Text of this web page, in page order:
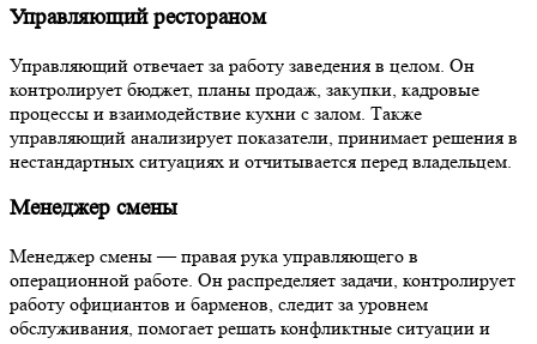
Управляющий рестораном
Управляющий отвечает за работу заведения в целом. Он
контролирует бюджет, планы продаж, закупки, кадровые
процессы и взаимодействие кухни с залом. Также
управляющий анализирует показатели, принимает решения в
нестандартных ситуациях и отчитывается перед владельцем.
Менеджер смены
Менеджер смены — правая рука управляющего в
операционной работе. Он распределяет задачи, контролирует
работу официантов и барменов, следит за уровнем
обслуживания, помогает решать конфликтные ситуации и